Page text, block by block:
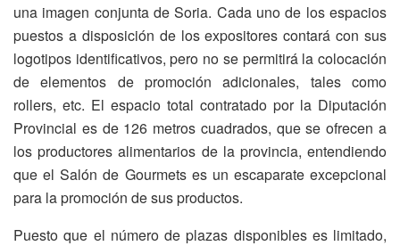
una imagen conjunta de Soria. Cada uno de los espacios
puestos a disposición de los expositores contará con sus
logotipos identificativos, pero no se permitirá la colocación
de elementos de promoción adicionales, tales como
rollers, etc. El espacio total contratado por la Diputación
Provincial es de 126 metros cuadrados, que se ofrecen a
los productores alimentarios de la provincia, entendiendo
que el Salón de Gourmets es un escaparate excepcional
para la promoción de sus productos.
Puesto que el número de plazas disponibles es limitado,